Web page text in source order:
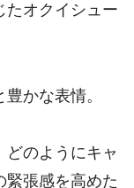
たオクイシュー
かな表情。
どのようにキャ
緊張感を高めた